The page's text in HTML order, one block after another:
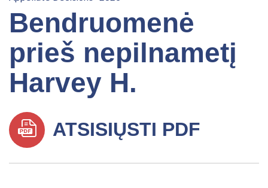
Bendruomenė
prieš nepilnametį
Harvey H.
ATSISIŲSTI PDF